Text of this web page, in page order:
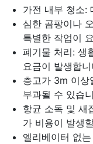
가전 내부 청소:
심한 곰팡이나
특별한 작업이
폐기물 처리: 생
요금이 발생합니
층고가 3m 이상
부과될 수 있습
항균 소독 및 새
가 비용이 발생
엘리베이터 없